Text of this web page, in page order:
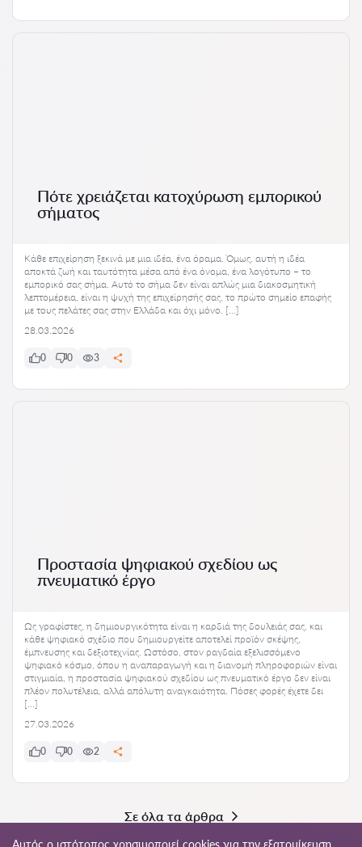
Πότε χρειάζεται κατοχύρωση εμπορικού
σήματος
Κάθε επιχείρηση ξεκινά με μια ιδέα, ένα όραμα. Όμως, αυτή η ιδέα
αποκτά ζωή και ταυτότητα μέσα από ένα όνομα, ένα λογότυπο – το
εμπορικό σας σήμα. Αυτό το σήμα δεν είναι απλώς μια διακοσμητική
λεπτομέρεια, είναι η ψυχή της επιχείρησής σας, το πρώτο σημείο επαφής
με τους πελάτες σας στην Ελλάδα και όχι μόνο. […]
28.03.2026
0 0 3
Προστασία ψηφιακού σχεδίου ως
πνευματικό έργο
Ως γραφίστες, η δημιουργικότητα είναι η καρδιά της δουλειάς σας, και
κάθε ψηφιακό σχέδιο που δημιουργείτε αποτελεί προϊόν σκέψης,
έμπνευσης και δεξιοτεχνίας. Ωστόσο, στον ραγδαία εξελισσόμενο
ψηφιακό κόσμο, όπου η αναπαραγωγή και η διανομή πληροφοριών είναι
στιγμιαία, η προστασία ψηφιακού σχεδίου ως πνευματικό έργο δεν είναι
πλέον πολυτέλεια, αλλά απόλυτη αναγκαιότητα. Πόσες φορές έχετε δει
[…]
27.03.2026
0 0 2
Σε όλα τα άρθρα
Αυτός ο ιστότοπος χρησιμοποιεί cookies για την εξατομίκευση